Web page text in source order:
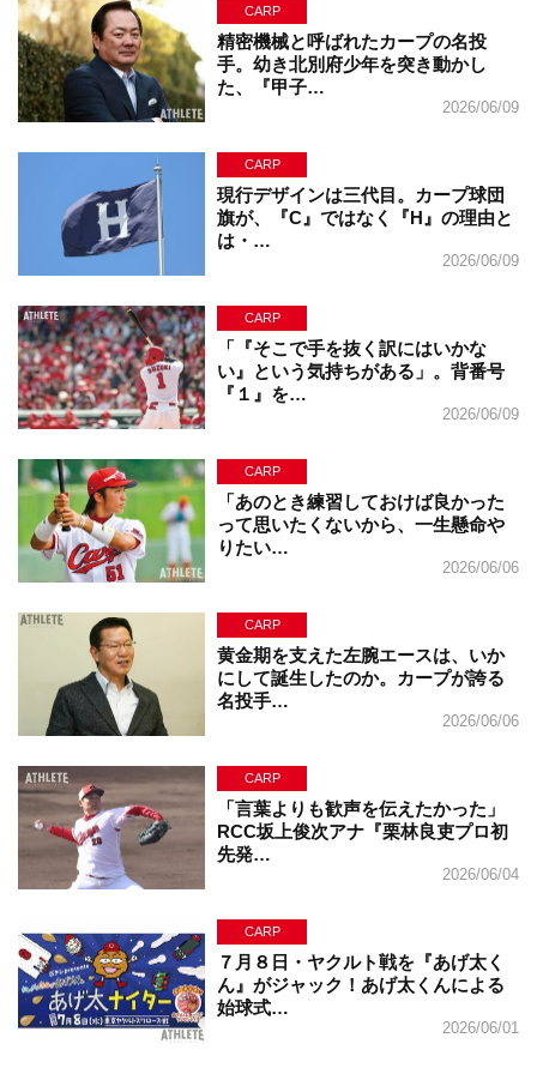
CARP
精密機械と呼ばれたカープの名投
手。幼き北別府少年を突き動かし
た、『甲子…
2026/06/09
CARP
現行デザインは三代目。カープ球団
旗が、『C』ではなく『H』の理由と
は・…
2026/06/09
CARP
「『そこで手を抜く訳にはいかな
い』という気持ちがある」。背番号
『１』を…
2026/06/09
CARP
「あのとき練習しておけば良かった
って思いたくないから、一生懸命や
りたい…
2026/06/06
CARP
黄金期を支えた左腕エースは、いか
にして誕生したのか。カープが誇る
名投手…
2026/06/06
CARP
「言葉よりも歓声を伝えたかった」
RCC坂上俊次アナ『栗林良吏プロ初
先発…
2026/06/04
CARP
７月８日・ヤクルト戦を『あげ太く
ん』がジャック！あげ太くんによる
始球式…
2026/06/01